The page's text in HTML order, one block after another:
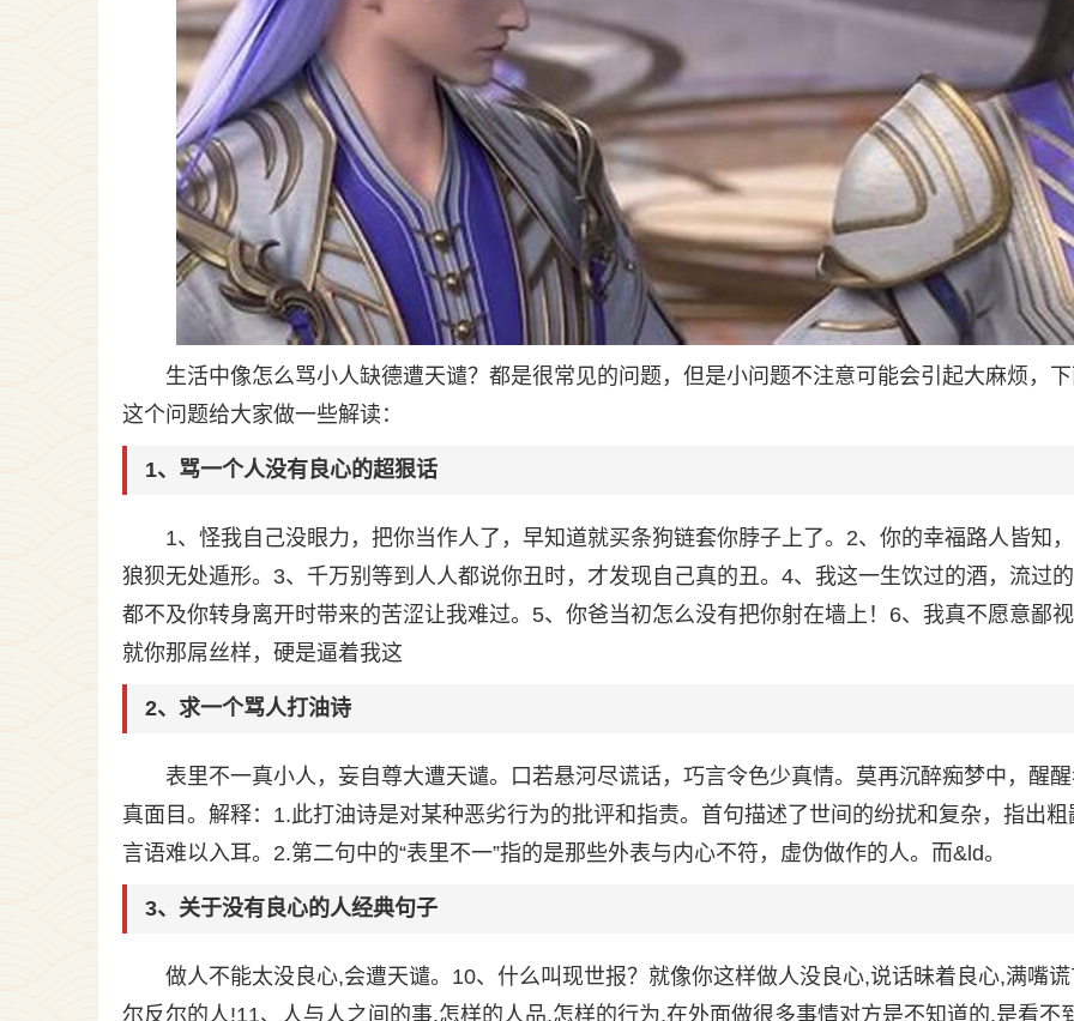
生活中像怎么骂小人缺德遭天谴？都是很常见的问题，但是小问题不注意可能会引起大麻烦，
这个问题给大家做一些解读：
1、骂一个人没有良心的超狠话
1、怪我自己没眼力，把你当作人了，早知道就买条狗链套你脖子上了。2、你的幸福路人皆知
狼狈无处遁形。3、千万别等到人人都说你丑时，才发现自己真的丑。4、我这一生饮过的酒，流过
都不及你转身离开时带来的苦涩让我难过。5、你爸当初怎么没有把你射在墙上！6、我真不愿意鄙
就你那屌丝样，硬是逼着我这
2、求一个骂人打油诗
表里不一真小人，妄自尊大遭天谴。口若悬河尽谎话，巧言令色少真情。莫再沉醉痴梦中，醒
真面目。解释：1.此打油诗是对某种恶劣行为的批评和指责。首句描述了世间的纷扰和复杂，指出粗
言语难以入耳。2.第二句中的“表里不一”指的是那些外表与内心不符，虚伪做作的人。而&ld。
3、关于没有良心的人经典句子
做人不能太没良心,会遭天谴。10、什么叫现世报？就像你这样做人没良心,说话昧着良心,满嘴
尔反尔的人!11、人与人之间的事,怎样的人品,怎样的行为,在外面做很多事情对方是不知道的,是看不